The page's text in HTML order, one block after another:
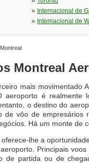
» Internacional de
» Internacional de
Montreal
mais movimentado
aeroporto é
o destino do
de vôo de empresários
Há um monte de
lhe a
Principais
de partida ou de